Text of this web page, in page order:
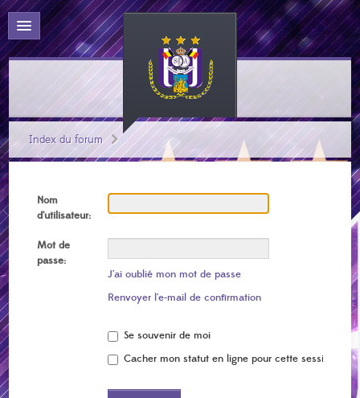
Index du forum
Nom
d’utilisateur:
Mot de
passe:
J’ai oublié mon mot de passe
Renvoyer l’e-mail de confirmation
Se souvenir de moi
Cacher mon statut en ligne pour cette session